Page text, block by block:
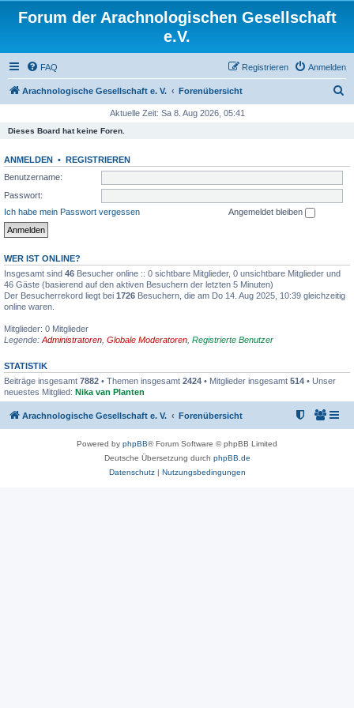
Forum der Arachnologischen Gesellschaft
e.V.
FAQ Anmelden
Registrieren
Arachnologische Gesellschaft e. V. Forenübersicht
e
Aktuelle Zeit: Sa 8. Aug 2026, 05:41
Dieses Board hat keine Foren.
ANMELDEN • REGISTRIEREN
Benutzername:
Passwort:
Ich habe mein Passwort vergessen
Angemeldet bleiben
WER IST ONLINE?
Insgesamt sind 46 Besucher online :: 0 sichtbare Mitglieder, 0 unsichtbare Mitglieder und
46 Gäste (basierend auf den aktiven Besuchern der letzten 5 Minuten)
Der Besucherrekord liegt bei 1726 Besuchern, die am Do 14. Aug 2025, 10:39 gleichzeitig
online waren.
Mitglieder: 0 Mitglieder
Legende: Administratoren Globale Moderatoren Registrierte Benutzer
STATISTIK
Beiträge insgesamt 7882 • Themen insgesamt 2424 • Mitglieder insgesamt 514 • Unser
neuestes Mitglied: Nika van Planten
Arachnologische Gesellschaft e. V. Forenübersicht
Powered by phpBB® Forum Software © phpBB Limited
Deutsche Übersetzung durch phpBB.de
Datenschutz| Nutzungsbedingungen